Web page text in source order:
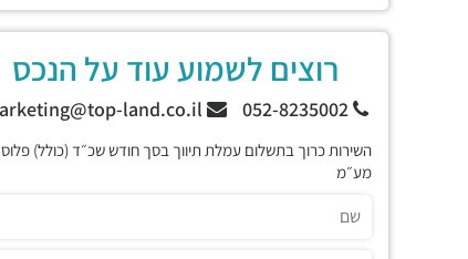
רוצים לשמוע עוד על הנכס
השירות כרוך בתשלום עמלת תיווך בסך חודש שכ״ד (כולל) פלוס
מע״מ